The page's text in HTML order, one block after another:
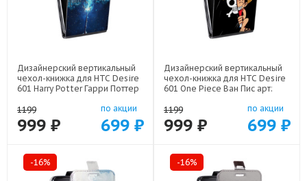
Дизайнерский вертикальный
чехол-книжка для HTC Desire
601 Harry Potter Гарри Поттер
1199
999 ₽
по акции
699 ₽
Дизайнерский вертикальный
чехол-книжка для HTC Desire
601 One Piece Ван Пис арт:
1199
999 ₽
по акции
699 ₽
-16% -16%